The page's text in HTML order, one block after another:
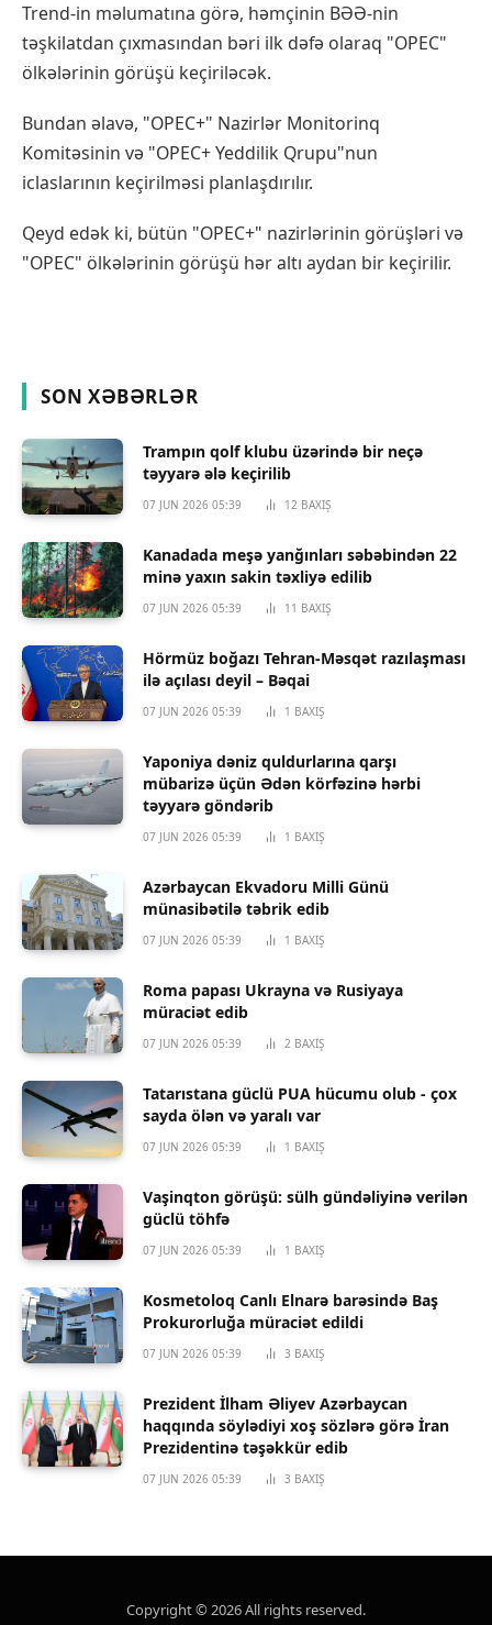
Trend-in məlumatına görə, həmçinin BƏƏ-nin
təşkilatdan çıxmasından bəri ilk dəfə olaraq "OPEC"
ölkələrinin görüşü keçiriləcək.
Bundan əlavə, "OPEC+" Nazirlər Monitorinq
Komitəsinin və "OPEC+ Yeddilik Qrupu"nun
iclaslarının keçirilməsi planlaşdırılır.
Qeyd edək ki, bütün "OPEC+" nazirlərinin görüşləri və
"OPEC" ölkələrinin görüşü hər altı aydan bir keçirilir.
SON XƏBƏRLƏR
Trampın qolf klubu üzərində bir neçə
təyyarə ələ keçirilib
07 JUN 2026 05:39 12 BAXIŞ
Kanadada meşə yanğınları səbəbindən 22
minə yaxın sakin təxliyə edilib
07 JUN 2026 05:39 11 BAXIŞ
Hörmüz boğazı Tehran-Məsqət razılaşması
ilə açılası deyil – Bəqai
07 JUN 2026 05:39 1 BAXIŞ
Yaponiya dəniz quldurlarına qarşı
mübarizə üçün Ədən körfəzinə hərbi
təyyarə göndərib
07 JUN 2026 05:39 1 BAXIŞ
Azərbaycan Ekvadoru Milli Günü
münasibətilə təbrik edib
07 JUN 2026 05:39 1 BAXIŞ
Roma papası Ukrayna və Rusiyaya
müraciət edib
07 JUN 2026 05:39 2 BAXIŞ
Tatarıstana güclü PUA hücumu olub - çox
sayda ölən və yaralı var
07 JUN 2026 05:39 1 BAXIŞ
Vaşinqton görüşü: sülh gündəliyinə verilən
güclü töhfə
07 JUN 2026 05:39 1 BAXIŞ
Kosmetoloq Canlı Elnarə barəsində Baş
Prokurorluğa müraciət edildi
07 JUN 2026 05:39 3 BAXIŞ
Prezident İlham Əliyev Azərbaycan
haqqında söylədiyi xoş sözlərə görə İran
Prezidentinə təşəkkür edib
07 JUN 2026 05:39 3 BAXIŞ
Copyright © 2026 All rights reserved.